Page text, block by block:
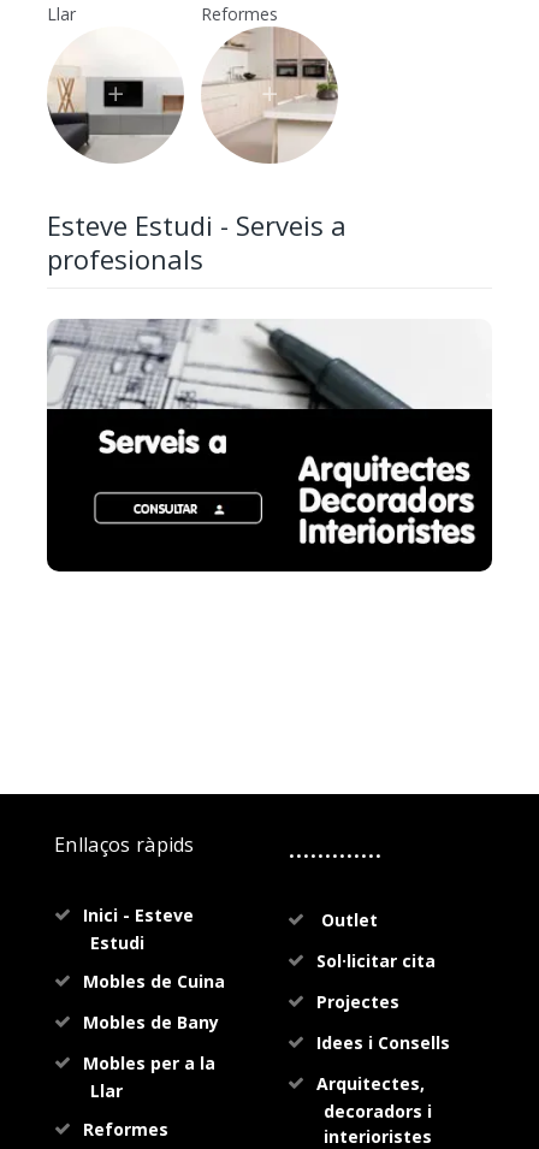
Llar Reformes
Esteve Estudi - Serveis a
profesionals
Enllaços ràpids
Inici - Esteve
Estudi
Mobles de Cuina
Mobles de Bany
Mobles per a la
Llar
Reformes
.............
Outlet
Sol·licitar cita
Projectes
Idees i Consells
Arquitectes,
decoradors i
interioristes